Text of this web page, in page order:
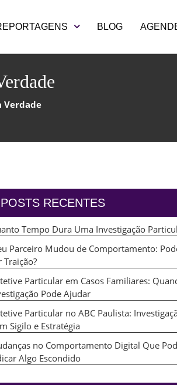
BLOG
Verdade
POSTS RECENTES
Tempo Dura Uma Investigação
Parceiro Mudou de Comportamento:
Traição?
Particular em Casos Familiares:
Pode Ajudar
Particular no ABC Paulista:
Sigilo e Estratégia
no Comportamento Digital Que
Algo Escondido